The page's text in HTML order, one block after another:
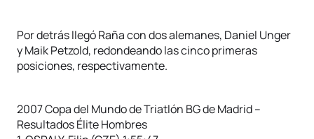
Por detrás llegó Raña con dos alemanes, Daniel Unger
y Maik Petzold, redondeando las cinco primeras
posiciones, respectivamente.
2007 Copa del Mundo de Triatlón BG de Madrid –
Resultados Élite Hombres